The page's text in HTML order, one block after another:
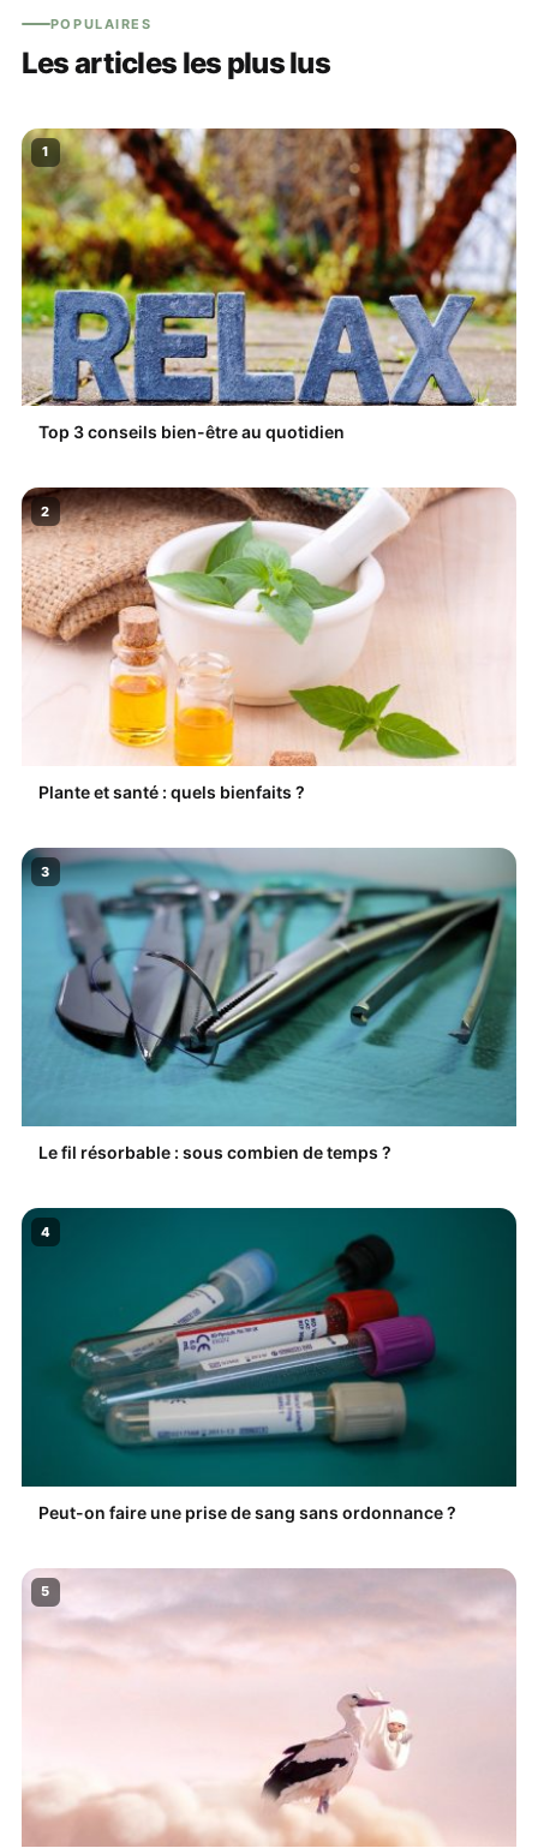
POPULAIRES
Les articles les plus lus
1
Top 3 conseils bien-être au quotidien
2
Plante et santé : quels bienfaits ?
3
Le fil résorbable : sous combien de temps ?
4
Peut-on faire une prise de sang sans ordonnance ?
5